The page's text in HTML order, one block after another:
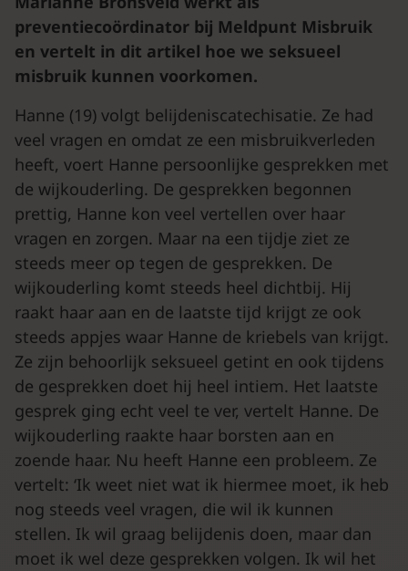
preventiecoördinator bij Meldpunt Misbruik
en vertelt in dit artikel hoe we seksueel
misbruik kunnen voorkomen.
Hanne (19) volgt belijdeniscatechisatie. Ze had
veel vragen en omdat ze een misbruikverleden
heeft, voert Hanne persoonlijke gesprekken met
de wijkouderling. De gesprekken begonnen
prettig, Hanne kon veel vertellen over haar
vragen en zorgen. Maar na een tijdje ziet ze
steeds meer op tegen de gesprekken. De
wijkouderling komt steeds heel dichtbij. Hij
raakt haar aan en de laatste tijd krijgt ze ook
steeds appjes waar Hanne de kriebels van krijgt.
Ze zijn behoorlijk seksueel getint en ook tijdens
de gesprekken doet hij heel intiem. Het laatste
gesprek ging echt veel te ver, vertelt Hanne. De
wijkouderling raakte haar borsten aan en
zoende haar. Nu heeft Hanne een probleem. Ze
vertelt: ‘Ik weet niet wat ik hiermee moet, ik heb
nog steeds veel vragen, die wil ik kunnen
stellen. Ik wil graag belijdenis doen, maar dan
moet ik wel deze gesprekken volgen. Ik wil het